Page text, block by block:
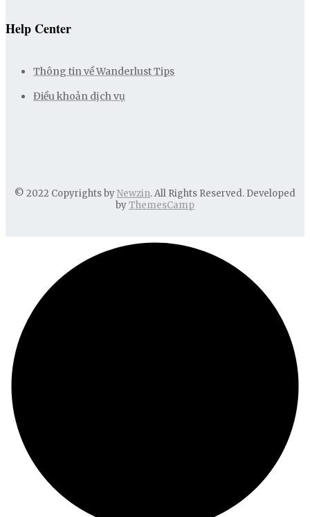
Help Center
Thông tin về Wanderlust Tips
Điều khoản dịch vụ
© 2022 Copyrights byNewzin. All Rights Reserved. Developed
byThemesCamp